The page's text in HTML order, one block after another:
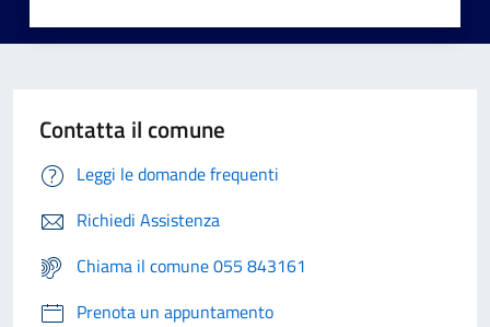
Contatta il comune
Leggi le domande frequenti
Richiedi Assistenza
Chiama il comune 055 843161
Prenota un appuntamento